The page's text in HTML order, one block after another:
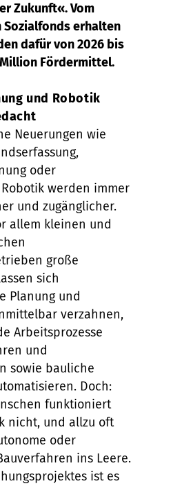
Zukunft«. Vom
Sozialfonds erhalten
dafür von 2026 bis
Fördermittel.
und Robotik
Neuerungen wie
oder
werden immer
und zugänglicher.
allem kleinen und
große
sich
Planung und
verzahnen,
Arbeitsprozesse
und
sowie bauliche
Doch:
funktioniert
nicht, und allzu oft
oder
ins Leere.
ist es